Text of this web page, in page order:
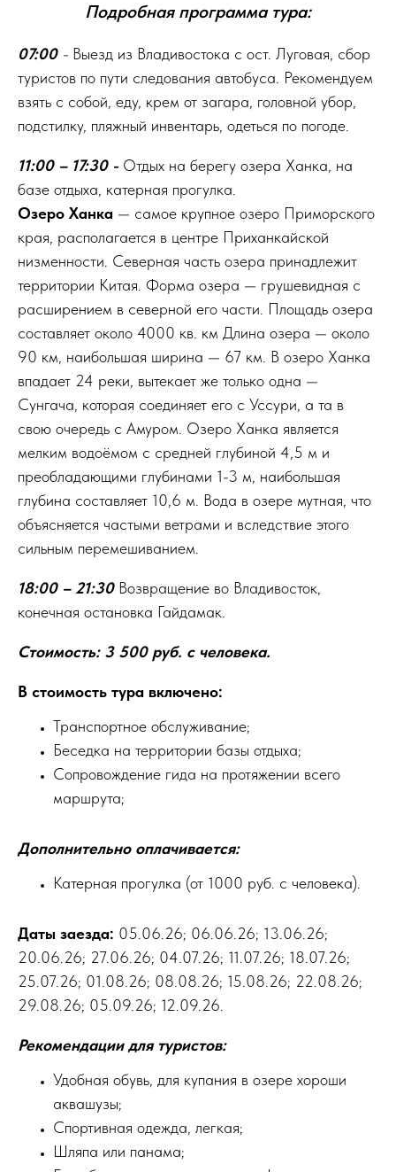
Подробная программа тура:
07:00 - Выезд из Владивостока с ост. Луговая, сбор
туристов по пути следования автобуса. Рекомендуем
взять с собой, еду, крем от загара, головной убор,
подстилку, пляжный инвентарь, одеться по погоде.
11:00 – 17:30 - Отдых на берегу озера Ханка, на
базе отдыха, катерная прогулка.
Озеро Ханка — самое крупное озеро Приморского
края, располагается в центре Приханкайской
низменности. Северная часть озера принадлежит
территории Китая. Форма озера — грушевидная с
расширением в северной его части. Площадь озера
составляет около 4000 кв. км Длина озера — около
90 км, наибольшая ширина — 67 км. В озеро Ханка
впадает 24 реки, вытекает же только одна —
Сунгача, которая соединяет его с Уссури, а та в
свою очередь с Амуром. Озеро Ханка является
мелким водоёмом с средней глубиной 4,5 м и
преобладающими глубинами 1-3 м, наибольшая
глубина составляет 10,6 м. Вода в озере мутная, что
объясняется частыми ветрами и вследствие этого
сильным перемешиванием.
18:00 – 21:30 Возвращение во Владивосток,
конечная остановка Гайдамак.
Стоимость: 3 500 руб. с человека.
В стоимость тура включено:
Транспортное обслуживание;
Беседка на территории базы отдыха;
Сопровождение гида на протяжении всего
маршрута;
Дополнительно оплачивается:
Катерная прогулка (от 1000 руб. с человека).
Даты заезда: 05.06.26; 06.06.26; 13.06.26;
20.06.26; 27.06.26; 04.07.26; 11.07.26; 18.07.26;
25.07.26; 01.08.26; 08.08.26; 15.08.26; 22.08.26;
29.08.26; 05.09.26; 12.09.26.
Рекомендации для туристов:
Удобная обувь, для купания в озере хороши
аквашузы;
Спортивная одежда, легкая;
Шляпа или панама;